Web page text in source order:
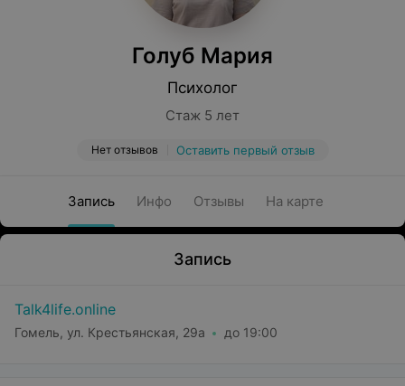
Голуб Мария
Психолог
Стаж 5 лет
Нет отзывов Оставить первый отзыв
Запись Инфо Отзывы На карте
Запись
Talk4life.online
Гомель, ул. Крестьянская, 29а до 19:00